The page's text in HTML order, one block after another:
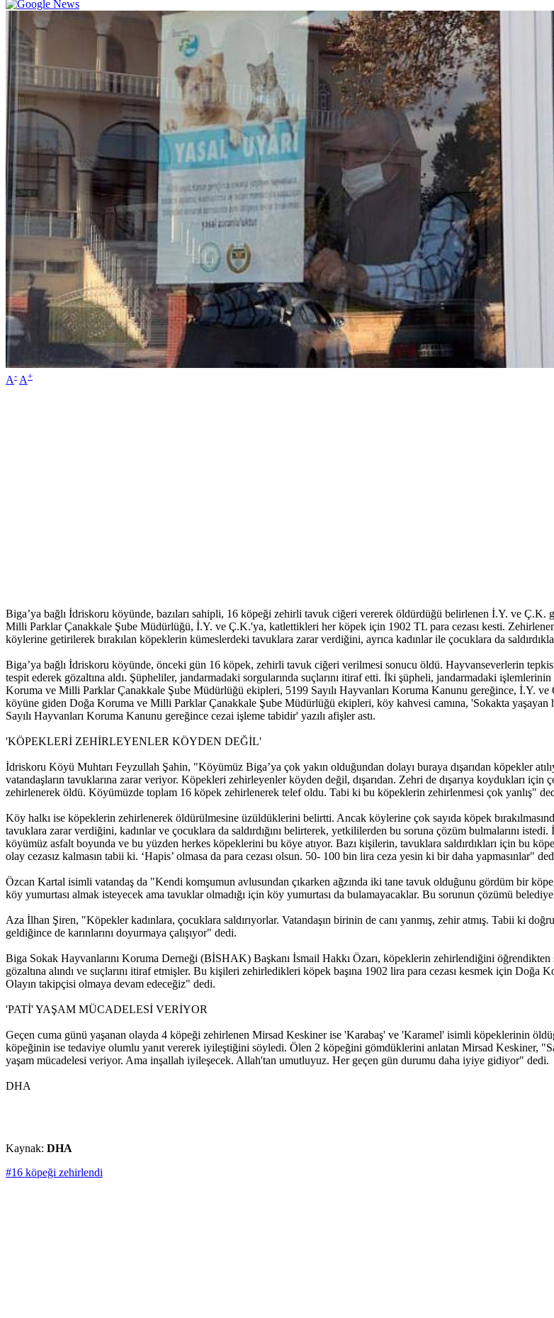
A- A+
Biga’ya bağlı İdriskoru köyünde, bazıları sahipli, 16 köpeği zehirli tavuk ciğeri vererek öldürdüğü belirlenen İ.Y. ve Ç.K.
Milli Parklar Çanakkale Şube Müdürlüğü, İ.Y. ve Ç.K.'ya, katlettikleri her köpek için 1902 TL para cezası kesti.
köylerine getirilerek bırakılan köpeklerin kümeslerdeki tavuklara zarar verdiğini, ayrıca kadınlar ile çocuklara da
Biga’ya bağlı İdriskoru köyünde, önceki gün 16 köpek, zehirli tavuk ciğeri verilmesi sonucu öldü. Hayvanseverlerin
tespit ederek gözaltına aldı. Şüpheliler, jandarmadaki sorgularında suçlarını itiraf etti. İki şüpheli, jandarmadaki
Koruma ve Milli Parklar Çanakkale Şube Müdürlüğü ekipleri, 5199 Sayılı Hayvanları Koruma Kanunu gereğince, İ.Y.
köyüne giden Doğa Koruma ve Milli Parklar Çanakkale Şube Müdürlüğü ekipleri, köy kahvesi camına, 'Sokakta yaşayan
Sayılı Hayvanları Koruma Kanunu gereğince cezai işleme tabidir' yazılı afişler astı.
'KÖPEKLERİ ZEHİRLEYENLER KÖYDEN DEĞİL'
İdriskoru Köyü Muhtarı Feyzullah Şahin, "Köyümüz Biga’ya çok yakın olduğundan dolayı buraya dışarıdan köpekler
vatandaşların tavuklarına zarar veriyor. Köpekleri zehirleyenler köyden değil, dışarıdan. Zehri de dışarıya koydukları
zehirlenerek öldü. Köyümüzde toplam 16 köpek zehirlenerek telef oldu. Tabi ki bu köpeklerin zehirlenmesi çok yanlış"
Köy halkı ise köpeklerin zehirlenerek öldürülmesine üzüldüklerini belirtti. Ancak köylerine çok sayıda köpek
tavuklara zarar verdiğini, kadınlar ve çocuklara da saldırdığını belirterek, yetkililerden bu soruna çözüm bulmalarını
köyümüz asfalt boyunda ve bu yüzden herkes köpeklerini bu köye atıyor. Bazı kişilerin, tavuklara saldırdıkları için bu
olay cezasız kalmasın tabii ki. ‘Hapis’ olmasa da para cezası olsun. 50- 100 bin lira ceza yesin ki bir daha yapmasınlar"
Özcan Kartal isimli vatandaş da "Kendi komşumun avlusundan çıkarken ağzında iki tane tavuk olduğunu gördüm bir
köy yumurtası almak isteyecek ama tavuklar olmadığı için köy yumurtası da bulamayacaklar. Bu sorunun çözümü
Aza İlhan Şiren, "Köpekler kadınlara, çocuklara saldırıyorlar. Vatandaşın birinin de canı yanmış, zehir atmış. Tabii ki
geldiğince de karınlarını doyurmaya çalışıyor" dedi.
Biga Sokak Hayvanlarını Koruma Derneği (BİSHAK) Başkanı İsmail Hakkı Özarı, köpeklerin zehirlendiğini
gözaltına alındı ve suçlarını itiraf etmişler. Bu kişileri zehirledikleri köpek başına 1902 lira para cezası kesmek için
Olayın takipçisi olmaya devam edeceğiz" dedi.
'PATİ' YAŞAM MÜCADELESİ VERİYOR
Geçen cuma günü yaşanan olayda 4 köpeği zehirlenen Mirsad Keskiner ise 'Karabaş' ve 'Karamel' isimli köpeklerinin
köpeğinin ise tedaviye olumlu yanıt vererek iyileştiğini söyledi. Ölen 2 köpeğini gömdüklerini anlatan Mirsad Keskiner,
yaşam mücadelesi veriyor. Ama inşallah iyileşecek. Allah'tan umutluyuz. Her geçen gün durumu daha iyiye gidiyor" dedi.
DHA
Kaynak: DHA
#16 köpeği zehirlendi